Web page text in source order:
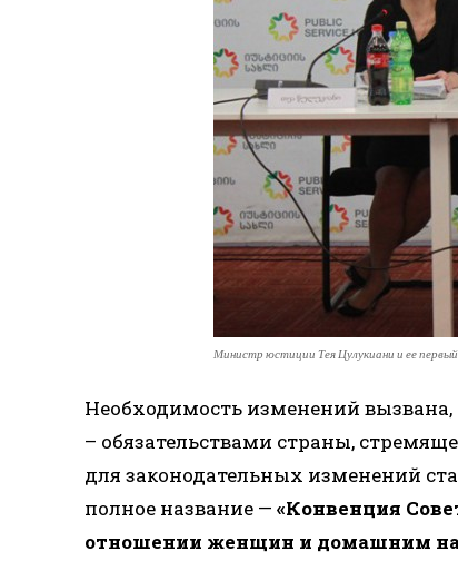
Министр юстиции Тея Цулукиани и ее
Необходимость изменений
– обязательствами страны,
для законодательных изменений
полное название — «Конвенция
отношении женщин и домашним